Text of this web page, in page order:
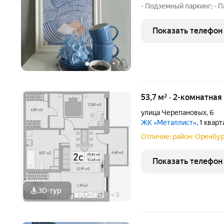
+1
- Подземный паркинг; -
планировок с окном в
размещена
Показать телефон
3D-тур + 3
53,7 м² · 2-
улица Черепановых,6
ЖК «Металлист», 1
Отличие: район:
Показать телефон